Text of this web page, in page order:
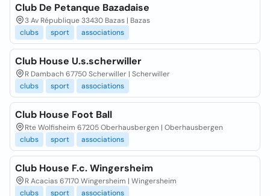
Club De Petanque Bazadaise
3 Av République 33430 Bazas | Bazas
clubs
sport associations
Club House U.s.scherwiller
R Dambach 67750 Scherwiller | Scherwiller
clubs
sport associations
Club House Foot Ball
Rte Wolfisheim 67205 Oberhausbergen | Oberhausbergen
clubs
sport associations
Club House F.c. Wingersheim
R Acacias 67170 Wingersheim | Wingersheim
clubs
sport associations